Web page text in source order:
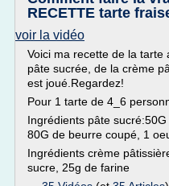
RECETTE tarte
voir la vidéo
Voici ma recette de la tarte
pâte sucrée, de la crème
est joué.Regardez!
Pour 1 tarte de 4_6
Ingrédients pâte
80G de beurre coupé, 1
Ingrédients crème
sucre, 25g de farine